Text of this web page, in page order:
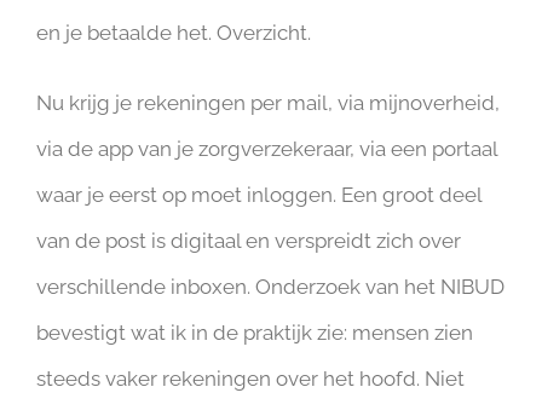
en je betaalde het. Overzicht.
Nu krijg je rekeningen per mail, via mijnoverheid,
via de app van je zorgverzekeraar, via een portaal
waar je eerst op moet inloggen. Een groot deel
van de post is digitaal en verspreidt zich over
verschillende inboxen. Onderzoek van het NIBUD
bevestigt wat ik in de praktijk zie: mensen zien
steeds vaker rekeningen over het hoofd. Niet